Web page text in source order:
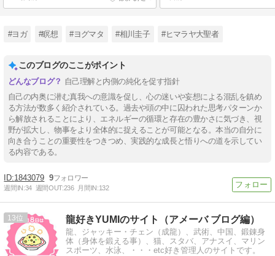
#ヨガ #瞑想 #ヨグマタ #相川圭子 #ヒマラヤ大聖者
このブログのここがポイント
自己理解と内側の純化を促す指針
自己の内奥に潜む真我への意識を促し、心の迷いや妄想による混乱を鎮め
る方法が数多く紹介されている。過去や頭の中に囚われた思考パターンか
ら解放されることにより、エネルギーの循環と存在の豊かさに気づき、視
野が拡大し、物事をより全体的に捉えることが可能となる。本当の自分に
向き合うことの重要性をつきつめ、実践的な成長と悟りへの道を示してい
る内容である。
1843079 9
週間IN:34 週間OUT:236 月間IN:132
13 龍好きYUMIのサイト（アメーバ ブログ編）
龍、ジャッキー・チェン（成龍）、武術、中国、鍛錬身
体（身体を鍛える事）、猫、スタバ、アナスイ、マリン
スポーツ、水泳、・・・etc好き管理人のサイトです。